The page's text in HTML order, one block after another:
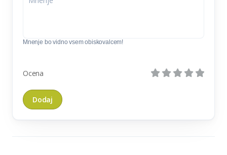
Mnenje bo vidno vsem obiskovalcem!
Ocena